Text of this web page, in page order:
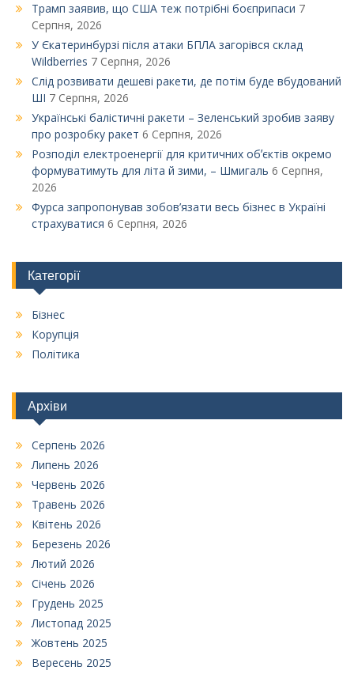
Трамп заявив, що США теж потрібні боєприпаси 7
Серпня, 2026
У Єкатеринбурзі після атаки БПЛА загорівся склад
Wildberries 7 Серпня, 2026
Слід розвивати дешеві ракети, де потім буде вбудований
ШІ 7 Серпня, 2026
Українські балістичні ракети – Зеленський зробив заяву
про розробку ракет 6 Серпня, 2026
Розподіл електроенергії для критичних обʼєктів окремо
формуватимуть для літа й зими, – Шмигаль 6 Серпня,
2026
Фурса запропонував зобов’язати весь бізнес в Україні
страхуватися 6 Серпня, 2026
Категорії
Бізнес
Корупція
Політика
Архіви
Серпень 2026
Липень 2026
Червень 2026
Травень 2026
Квітень 2026
Березень 2026
Лютий 2026
Січень 2026
Грудень 2025
Листопад 2025
Жовтень 2025
Вересень 2025